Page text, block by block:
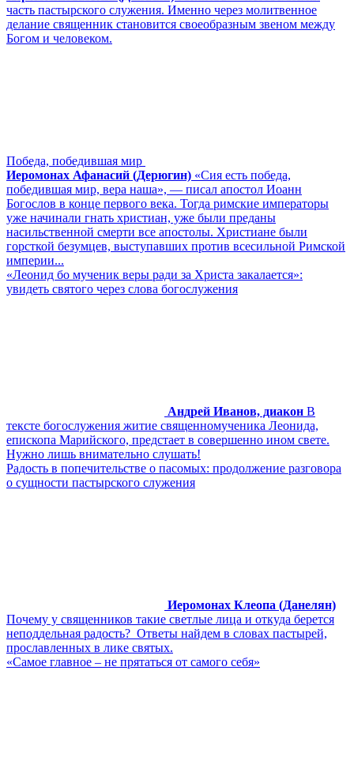
часть пастырского служения. Именно через молитвенное
делание священник становится своеобразным звеном между
Богом и человеком.
Победа, победившая мир
Иеромонах Афанасий (Дерюгин) «Сия есть победа,
победившая мир, вера наша», — писал апостол Иоанн
Богослов в конце первого века. Тогда римские императоры
уже начинали гнать христиан, уже были преданы
насильственной смерти все апостолы. Христиане были
горсткой безумцев, выступавших против всесильной Римской
империи...
«Леонид бо мученик веры ради за Христа закалается»:
увидеть святого через слова богослужения
Андрей Иванов, диакон В
тексте богослужения житие священномученика Леонида,
епископа Марийского, предстает в совершенно ином свете.
Нужно лишь внимательно слушать!
Радость в попечительстве о пасомых: продолжение разговора
о сущности пастырского служения
Иеромонах Клеопа (Данелян)
Почему у священников такие светлые лица и откуда берется
неподдельная радость? Ответы найдем в словах пастырей,
прославленных в лике святых.
«Самое главное – не прятаться от самого себя»